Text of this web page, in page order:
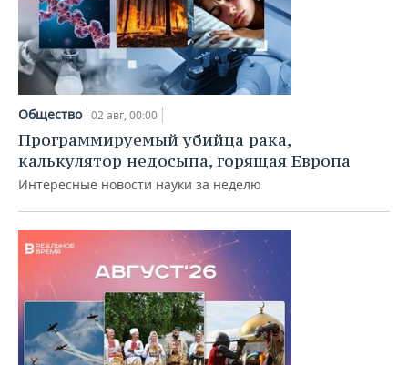
Общество 02 авг, 00:00
Программируемый убийца рака,
калькулятор недосыпа, горящая Европа
Интересные новости науки за неделю